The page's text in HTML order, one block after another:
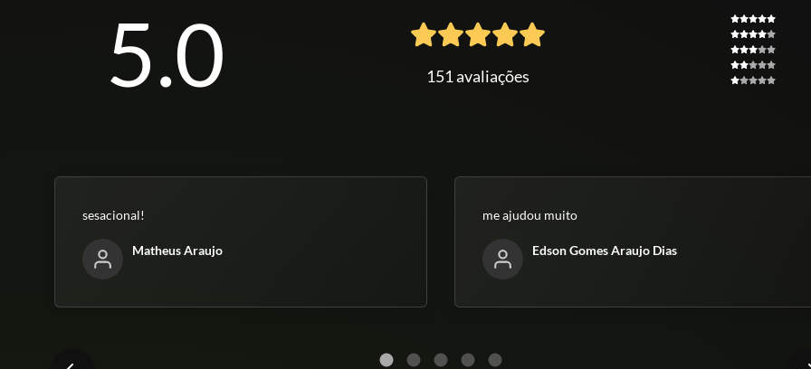
5.0 151 avaliações
sesacional!
Matheus Araujo
me ajudou muito
Edson Gomes Araujo Dias